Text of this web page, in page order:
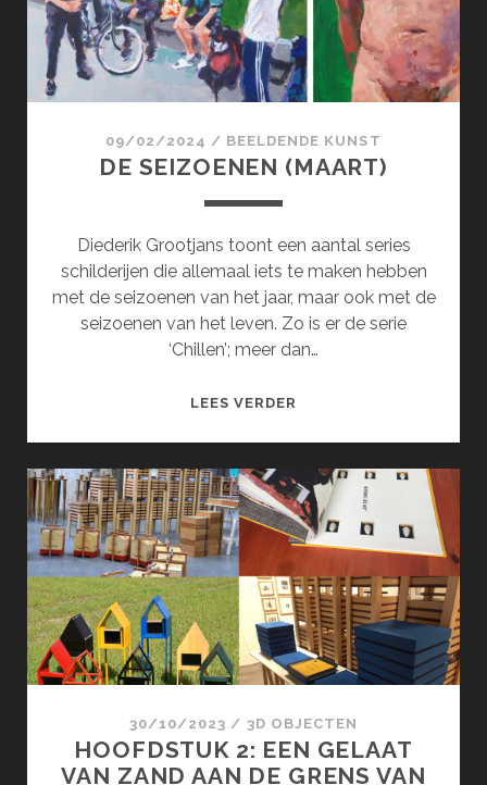
09/02/2024 / BEELDENDE KUNST
DE SEIZOENEN (MAART)
Diederik Grootjans toont een aantal series
schilderijen die allemaal iets te maken hebben
met de seizoenen van het jaar, maar ook met de
seizoenen van het leven. Zo is er de serie
‘Chillen’; meer dan…
LEES VERDER
30/10/2023 / 3D OBJECTEN
HOOFDSTUK 2: EEN GELAAT
VAN ZAND AAN DE GRENS VAN